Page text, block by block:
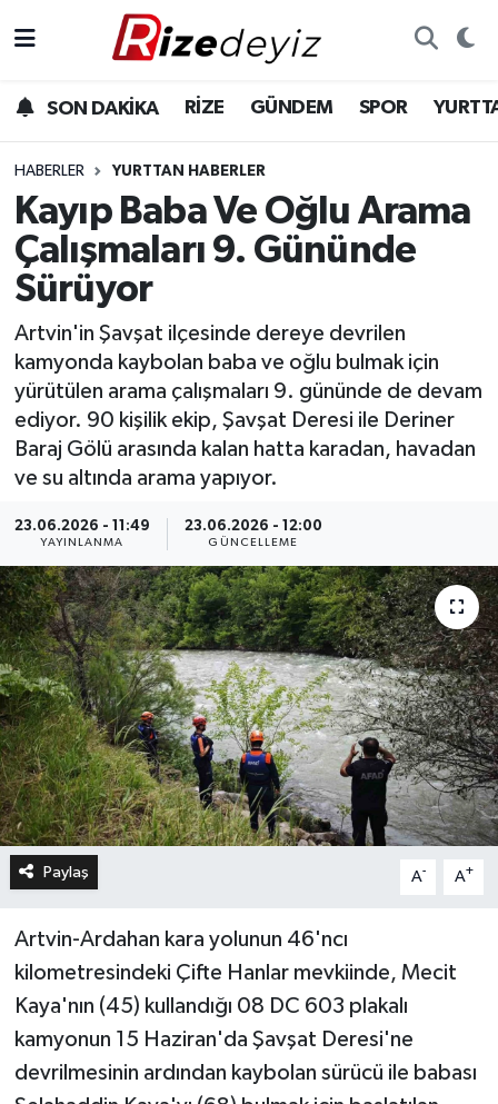
SON DAKİKA RİZE GÜNDEM SPOR
HABERLER YURTTAN HABERLER
Kayıp Baba Ve Oğlu Arama
Çalışmaları 9. Gününde
Sürüyor
Artvin'in Şavşat ilçesinde dereye devrilen
kamyonda kaybolan baba ve oğlu bulmak için
yürütülen arama çalışmaları 9. gününde de devam
ediyor. 90 kişilik ekip, Şavşat Deresi ile Deriner
Baraj Gölü arasında kalan hatta karadan, havadan
ve su altında arama yapıyor.
23.06.2026 - 11:49
YAYINLANMA
23.06.2026 - 12:00
GÜNCELLEME
Paylaş A- A+
Artvin-Ardahan kara yolunun 46'ncı
kilometresindeki Çifte Hanlar mevkiinde, Mecit
Kaya'nın (45) kullandığı 08 DC 603 plakalı
kamyonun 15 Haziran'da Şavşat Deresi'ne
devrilmesinin ardından kaybolan sürücü ile babası
Gündem
Yurttan Haberler
Ekonomi
Teknoloji
Sağlık
Rize Hava Durumu
Rize Trafik Yoğunluk Haritası
Süper Lig Puan Durumu ve Fikstür
Tüm Manşetler
Son Dakika Haberleri
Haber Arşivi